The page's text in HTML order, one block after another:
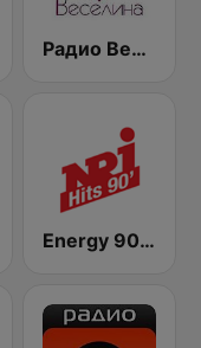
Радио Веселина 99.1 FM
Energy 90's Only